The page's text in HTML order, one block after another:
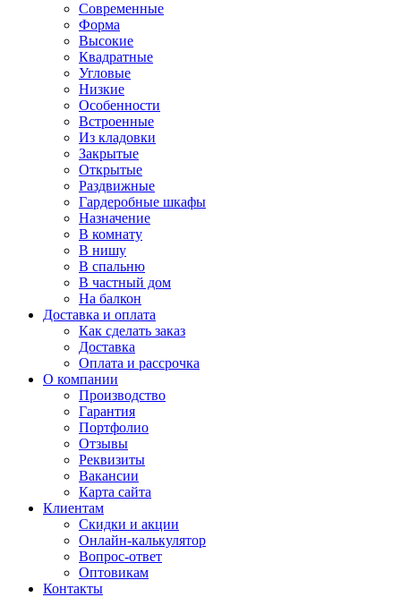
Современные
Форма
Высокие
Квадратные
Угловые
Низкие
Особенности
Встроенные
Из кладовки
Закрытые
Открытые
Раздвижные
Гардеробные шкафы
Назначение
В комнату
В нишу
В спальню
В частный дом
На балкон
Доставка и оплата
Как сделать заказ
Доставка
Оплата и рассрочка
О компании
Производство
Гарантия
Портфолио
Отзывы
Реквизиты
Вакансии
Карта сайта
Клиентам
Скидки и акции
Онлайн-калькулятор
Вопрос-ответ
Оптовикам
Контакты